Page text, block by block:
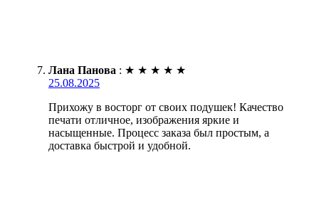
Лана Панова : ★ ★ ★ ★ ★
25.08.2025
Прихожу в восторг от своих подушек! Качество
печати отличное, изображения яркие и
насыщенные. Процесс заказа был простым, а
доставка быстрой и удобной.